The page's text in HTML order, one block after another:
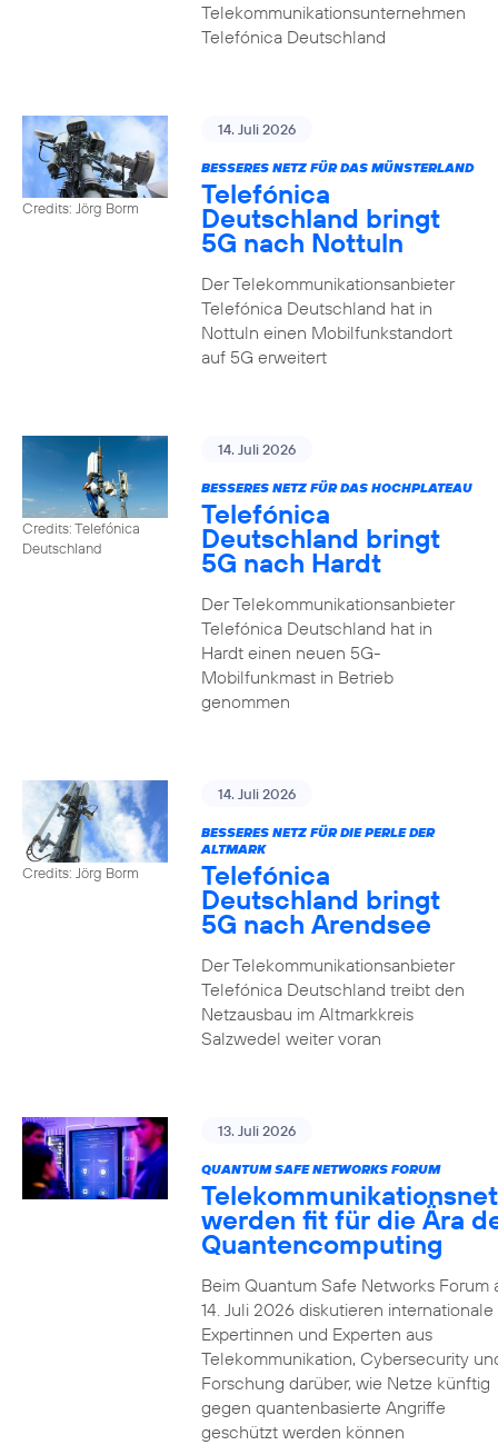
Telekommunikationsunternehmen
Telefónica Deutschland
Credits: Jörg Borm
14. Juli 2026
BESSERES NETZ FÜR DAS MÜNSTERLAND
Telefónica
Deutschland bringt
5G nach Nottuln
Der Telekommunikationsanbieter
Telefónica Deutschland hat in
Nottuln einen Mobilfunkstandort
auf 5G erweitert
Credits: Telefónica
Deutschland
14. Juli 2026
BESSERES NETZ FÜR DAS HOCHPLATEAU
Telefónica
Deutschland bringt
5G nach Hardt
Der Telekommunikationsanbieter
Telefónica Deutschland hat in
Hardt einen neuen 5G-
Mobilfunkmast in Betrieb
genommen
Credits: Jörg Borm
14. Juli 2026
BESSERES NETZ FÜR DIE PERLE DER
ALTMARK
Telefónica
Deutschland bringt
5G nach Arendsee
Der Telekommunikationsanbieter
Telefónica Deutschland treibt den
Netzausbau im Altmarkkreis
Salzwedel weiter voran
13. Juli 2026
QUANTUM SAFE NETWORKS FORUM
werden fit für die Ära
Quantencomputing
Beim Quantum Safe Networks Forum
14. Juli 2026 diskutieren internationale
Expertinnen und Experten aus
Telekommunikation, Cybersecurity
Forschung darüber, wie Netze künftig
gegen quantenbasierte Angriffe
geschützt werden können